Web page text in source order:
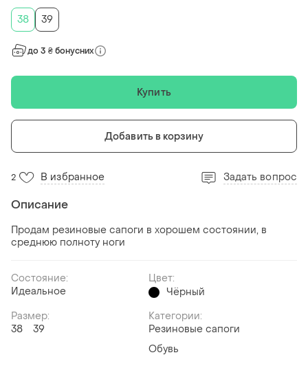
38
39
до 3 ₴ бонусних
Купить
Добавить в корзину
2 В избранное Задать вопрос
Описание
Продам резиновые сапоги в хорошем состоянии, в
среднюю полноту ноги
Состояние:
Идеальное
Цвет:
Чёрный
Размер:
38
39
Категории:
Резиновые сапоги
Обувь